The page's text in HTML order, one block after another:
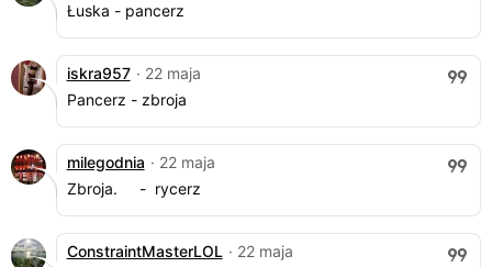
Łuska - pancerz
iskra957 · 22 maja
Pancerz - zbroja
milegodnia · 22 maja
Zbroja. - rycerz
ConstraintMasterLOL · 22 maja